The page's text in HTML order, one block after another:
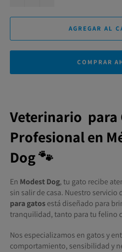
AGREGAR AL
COMPRAR
Veterinario para
Profesional en
Dog 🐾
En Modest Dog, tu gato recibe
sin salir de casa. Nuestro servicio
para gatosestá diseñado para
tranquilidad, tanto para tu felino
Nos especializamos en gatos y
comportamiento, sensibilidad y